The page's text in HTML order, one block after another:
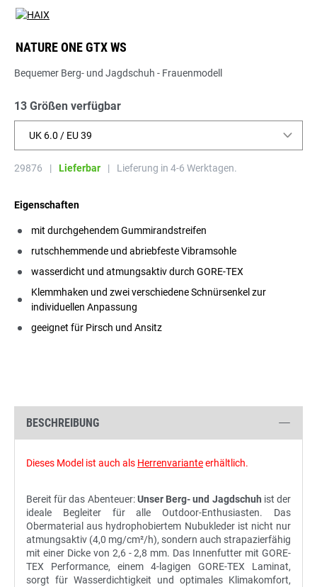
NATURE ONE GTX WS
Bequemer Berg- und Jagdschuh - Frauenmodell
13 Größen verfügbar
UK 6.0 / EU 39
29876 | Lieferbar | Lieferung in 4-6 Werktagen.
Eigenschaften
mit durchgehendem Gummirandstreifen
rutschhemmende und abriebfeste Vibramsohle
wasserdicht und atmungsaktiv durch GORE-TEX
Klemmhaken und zwei verschiedene Schnürsenkel zur
individuellen Anpassung
geeignet für Pirsch und Ansitz
BESCHREIBUNG
Dieses Model ist auch als Herrenvarianteerhältlich.
Bereit für das Abenteuer:Unser Berg- und Jagdschuh ist der
ideale Begleiter für alle Outdoor-Enthusiasten. Das
Obermaterial aus hydrophobiertem Nubukleder ist nicht nur
atmungsaktiv (4,0 mg/cm²/h), sondern auch strapazierfähig
mit einer Dicke von 2,6 - 2,8 mm. Das Innenfutter mit GORE-
TEX Performance, einem 4-lagigen GORE-TEX Laminat,
sorgt für Wasserdichtigkeit und optimales Klimakomfort,